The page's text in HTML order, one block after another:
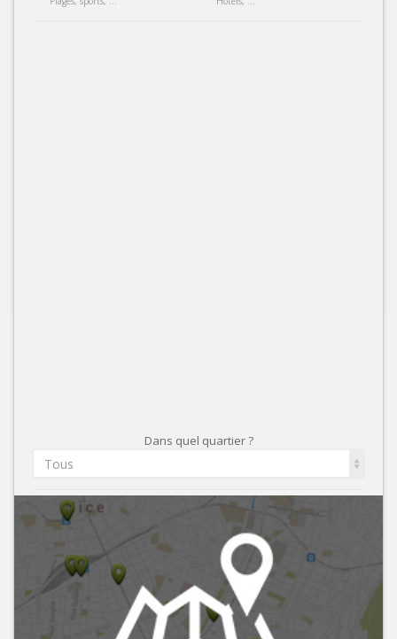
Dans quel quartier ?
Tous